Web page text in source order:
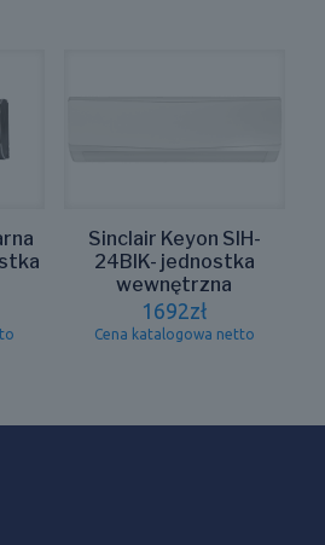
Sinclair Keyon SIH-
24BIK- jednostka
wewnętrzna
1692zł
Cena katalogowa netto